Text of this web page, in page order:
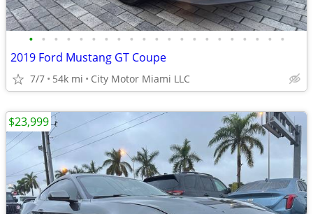
• • • • • • • • • • • • • • • • • • • • •
2019 Ford Mustang GT Coupe
7/7 54k mi City Motor Miami LLC
$23,999